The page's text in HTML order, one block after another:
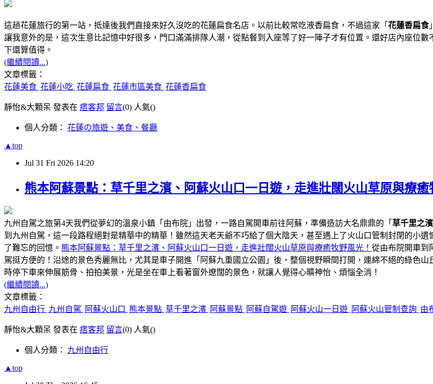
這趟花蓮旅行的第一站，抵達後我們直接來好久沒吃的花蓮扁食名店。以前比較常吃液香扁食，不過這家「 花蓮香扁食
讓我意外的是，這次生意比記憶中好很多，門口滿滿排隊人潮，從點餐到入座等了好一陣子才有位置。還好店內座位
下還算值得。
(繼續閱讀...)
文章標籤：
花蓮美食 花蓮小吃 花蓮扁食 花蓮市區美食 花蓮香扁食
靜怡&大顆呆 發表在 痞客邦 留言(0) 人氣()
個人分類： 花蓮の旅遊、美食、餐廳
▲top
Jul 31 Fri 2026 14:20
熊本阿蘇景點：草千里之濱、阿蘇火山口一日遊，走進壯闊火山草原與療癒
九州自駕之旅第4天我們從夢幻的溫泉小鎮「由布院」出發，一路自駕開車前往阿蘇，準備造訪大名鼎鼎的「 草千里之濱
到九州自駕，這一段路程絕對是精華中的精華！雖然這天老天爺不巧給了個大陰天，甚至遇上了火山口管制封閉的小
了難忘的回憶。 熊本阿蘇景點：草千里之濱、阿蘇火山口一日遊，走進壯闊火山草原與療癒牧野風光！ 從由布院開車到
駕挺方便的！沿途的景色秀麗無比，尤其是車子開進「阿蘇九重國立公園」後，整個視野瞬間打開，連綿不絕的綠色
時停下車來伸展筋骨、拍拍美景，光是坐在車上看著窗外遼闊的景色，就讓人覺得心曠神怡、煩惱全消！
(繼續閱讀...)
文章標籤：
九州自由行 九州自駕 阿蘇火山口 熊本景點 草千里之濱 阿蘇景點 阿蘇自駕遊 阿蘇火山一日遊 阿蘇火山管制查詢 由
靜怡&大顆呆 發表在 痞客邦 留言(0) 人氣()
個人分類： 九州自由行
▲top